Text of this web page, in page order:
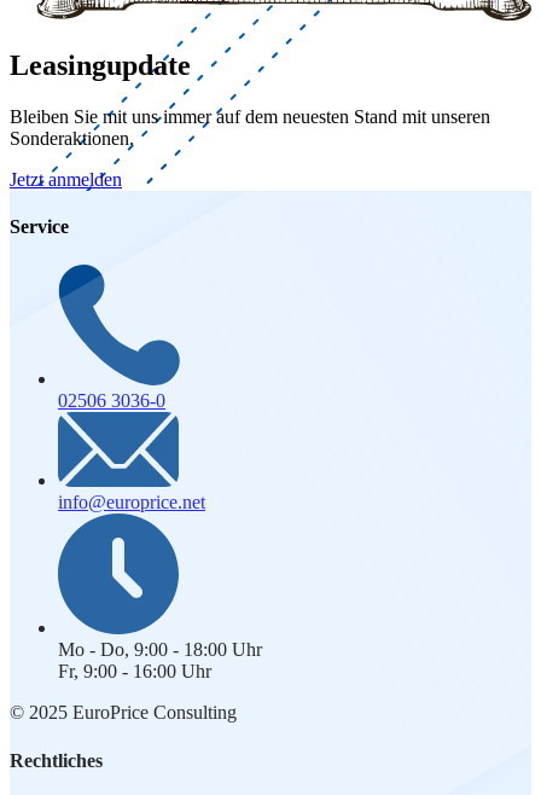
Leasingupdate
Bleiben Sie mit uns immer auf dem neuesten Stand mit unseren
Sonderaktionen.
Jetzt anmelden
Service
02506 3036-0
info@europrice.net
Mo - Do, 9:00 - 18:00 Uhr
Fr, 9:00 - 16:00 Uhr
© 2025 EuroPrice Consulting
Rechtliches